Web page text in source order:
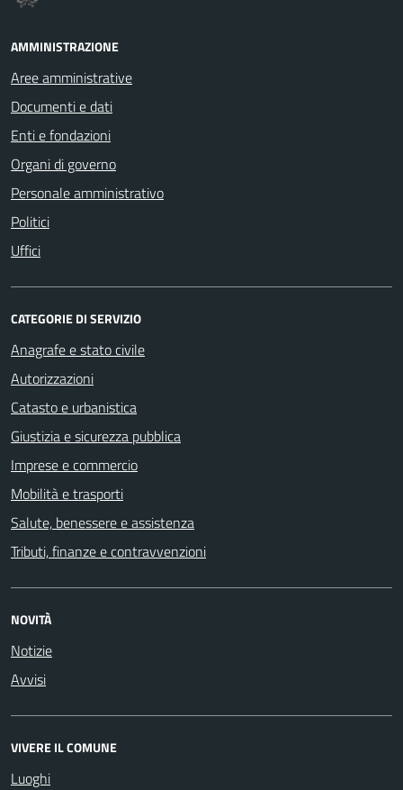
AMMINISTRAZIONE
Aree amministrative
Documenti e dati
Enti e fondazioni
Organi di governo
Personale amministrativo
Politici
Uffici
CATEGORIE DI SERVIZIO
Anagrafe e stato civile
Autorizzazioni
Catasto e urbanistica
Giustizia e sicurezza pubblica
Imprese e commercio
Mobilità e trasporti
Salute, benessere e assistenza
Tributi, finanze e contravvenzioni
NOVITÀ
Notizie
Avvisi
VIVERE IL COMUNE
Luoghi